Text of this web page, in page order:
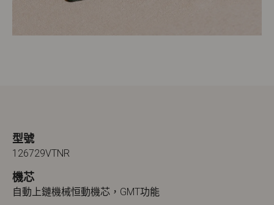
型號
126729VTNR
機芯
自動上鏈機械恒動機芯，GMT功能